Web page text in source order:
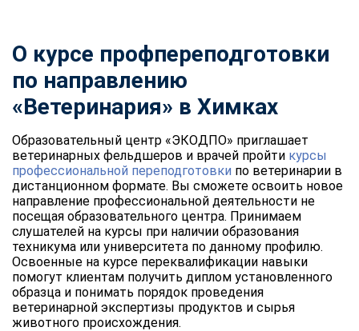
О курсе профпереподготовки
по направлению
«Ветеринария» в Химках
Образовательный центр «ЭКОДПО» приглашает
ветеринарных фельдшеров и врачей пройти курсы
профессиональной переподготовки по ветеринарии в
дистанционном формате. Вы сможете освоить новое
направление профессиональной деятельности не
посещая образовательного центра. Принимаем
слушателей на курсы при наличии образования
техникума или университета по данному профилю.
Освоенные на курсе переквалификации навыки
помогут клиентам получить диплом установленного
образца и понимать порядок проведения
ветеринарной экспертизы продуктов и сырья
животного происхождения.